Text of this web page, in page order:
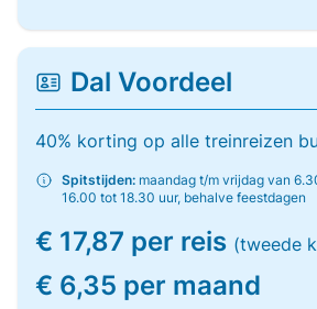
Dal Voordeel
40% korting op alle treinreizen
Spitstijden: maandag t/m vrijdag van
16.00 tot 18.30 uur, behalve feestdagen
€ 17,87 per reis (tweede
€ 6,35 per maand